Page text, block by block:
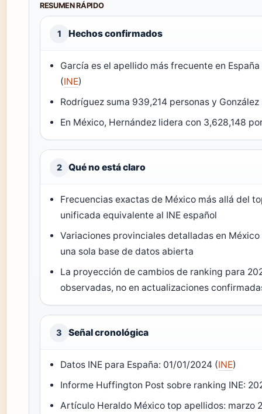
RESUMEN RÁPIDO
1 Hechos confirmados
García es el apellido más frecuente en
(INE)
Rodríguez suma 939,214 personas y
En México, Hernández lidera con 3,628,148
2 Qué no está claro
Frecuencias exactas de México más allá del
unificada equivalente al INE español
Variaciones provinciales detalladas en
una sola base de datos abierta
La proyección de cambios de ranking para
observadas, no en actualizaciones
3 Señal cronológica
Datos INE para España: 01/01/2024 (INE)
Informe Huffington Post sobre ranking INE:
Artículo Heraldo México top apellidos: marzo